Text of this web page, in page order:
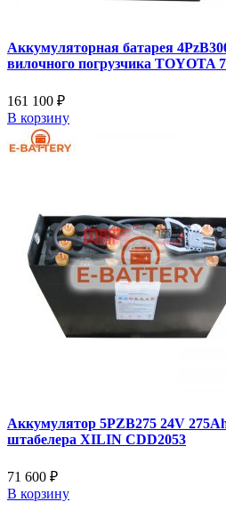
Аккумуляторная батарея
вилочного погрузчика TOYOTA
161 100 ₽
В корзину
Аккумулятор 5PZB275 24V
штабелера XILIN CDD2053
71 600 ₽
В корзину